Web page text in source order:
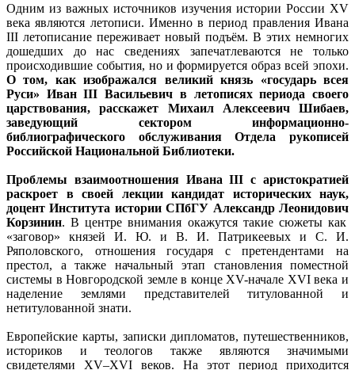
Одним из важных источников изучения истории России XV
века являются летописи. Именно в период правления Ивана
III летописание переживает новый подъём. В этих немногих
дошедших до нас сведениях запечатлеваются не только
происходившие события, но и формируется образ всей эпохи.
О том, как изображался великий князь «государь всея
Руси» Иван III Васильевич в летописях периода своего
царствования, расскажет Михаил Алексеевич Шибаев,
заведующий сектором информационно-
библиографического обслуживания Отдела рукописей
Российской Национальной Библиотеки.
Проблемы взаимоотношения Ивана III с аристократией
раскроет в своей лекции кандидат исторических наук,
доцент Института истории СПбГУ Александр Леонидович
Корзинин. В центре внимания окажутся такие сюжеты как
«заговор» князей И. Ю. и В. И. Патрикеевых и С. И.
Ряполовского, отношения государя с претендентами на
престол, а также начальный этап становления поместной
системы в Новгородской земле в конце XV-начале XVI века и
наделение землями представителей титулованной и
нетитулованной знати.
Европейские карты, записки дипломатов, путешественников,
историков и теологов также являются значимыми
свидетелями XV–XVI веков. На этот период приходится